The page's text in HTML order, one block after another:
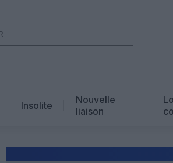
Insolite
Nouvelle
liaison